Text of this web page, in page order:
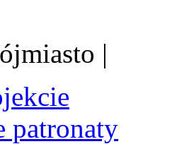
|
patronaty